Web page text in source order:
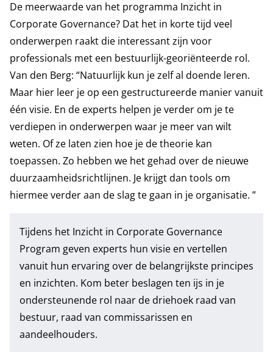
De meerwaarde van het programma Inzicht in
Corporate Governance? Dat het in korte tijd veel
onderwerpen raakt die interessant zijn voor
professionals met een bestuurlijk-georiënteerde rol.
Van den Berg: “Natuurlijk kun je zelf al doende leren.
Maar hier leer je op een gestructureerde manier vanuit
één visie. En de experts helpen je verder om je te
verdiepen in onderwerpen waar je meer van wilt
weten. Of ze laten zien hoe je de theorie kan
toepassen. Zo hebben we het gehad over de nieuwe
duurzaamheidsrichtlijnen. Je krijgt dan tools om
hiermee verder aan de slag te gaan in je organisatie. ”
Tijdens het Inzicht in Corporate Governance
Program geven experts hun visie en vertellen
vanuit hun ervaring over de belangrijkste principes
en inzichten. Kom beter beslagen ten ijs in je
ondersteunende rol naar de driehoek raad van
bestuur, raad van commissarissen en
aandeelhouders.